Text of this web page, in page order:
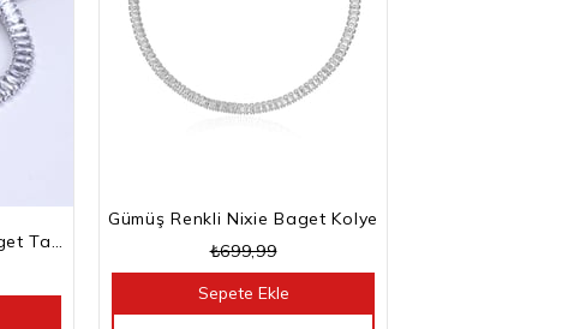
Gümüş Renkli Kesme Baget Taşlı Su Yolu Bileklik
Gümüş Renkli Nixie Baget Kolye
₺699,99
Sepete Ekle